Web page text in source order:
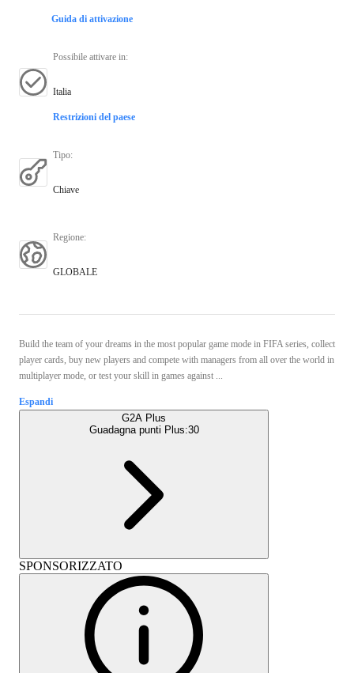
Guida di attivazione
Possibile attivare in:
Italia
Restrizioni del paese
Tipo:
Chiave
Regione:
GLOBALE
Build the team of your dreams in the most popular game mode in FIFA series, collect
player cards, buy new players and compete with managers from all over the world in
multiplayer mode, or test your skill in games against ...
Espandi
G2A Plus
Guadagna punti Plus:30
SPONSORIZZATO